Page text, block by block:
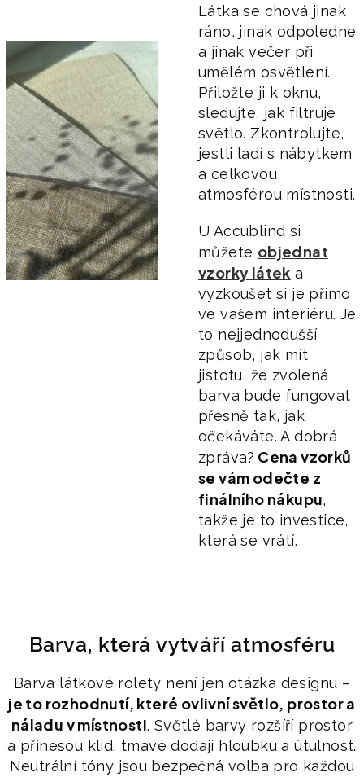
Látka se chová jinak
ráno, jinak odpoledne
a jinak večer při
umělém osvětlení.
Přiložte ji k oknu,
sledujte, jak filtruje
světlo. Zkontrolujte,
jestli ladí s nábytkem
a celkovou
atmosférou místnosti.
U Accublind si
můžete objednat
vzorky látek a
vyzkoušet si je přímo
ve vašem interiéru. Je
to nejjednodušší
způsob, jak mít
jistotu, že zvolená
barva bude fungovat
přesně tak, jak
očekáváte. A dobrá
zpráva? Cena vzorků
se vám odečte z
finálního nákupu,
takže je to investice,
která se vrátí.
Barva, která vytváří atmosféru
Barva látkové rolety není jen otázka designu –
je to rozhodnutí, které ovlivní světlo, prostor a
náladu v místnosti. Světlé barvy rozšíří prostor
a přinesou klid, tmavé dodají hloubku a útulnost.
Neutrální tóny jsou bezpečná volba pro každou